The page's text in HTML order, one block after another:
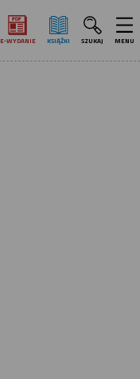
E‑WYDANIE KSIĄŻKI SZUKAJ MENU